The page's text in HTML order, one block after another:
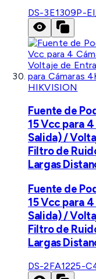
DS-3E1309P-
HIKVISION
Fuente de
15 Vcc para
Salida) /
Filtro de
Largas
Fuente de
15 Vcc para
Salida) /
Filtro de
Largas
DS-2FA1225-